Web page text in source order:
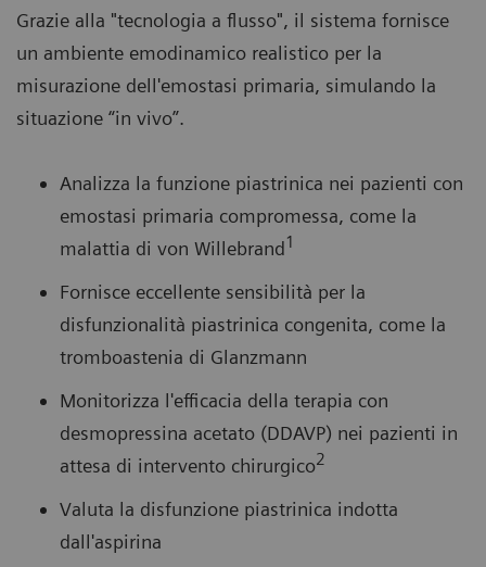
Grazie alla "tecnologia a flusso", il sistema fornisce
un ambiente emodinamico realistico per la
misurazione dell'emostasi primaria, simulando la
situazione “in vivo”.
Analizza la funzione piastrinica nei pazienti con
emostasi primaria compromessa, come la
malattia di von Willebrand1
Fornisce eccellente sensibilità per la
disfunzionalità piastrinica congenita, come la
tromboastenia di Glanzmann
Monitorizza l'efficacia della terapia con
desmopressina acetato (DDAVP) nei pazienti in
attesa di intervento chirurgico2
Valuta la disfunzione piastrinica indotta
dall'aspirina